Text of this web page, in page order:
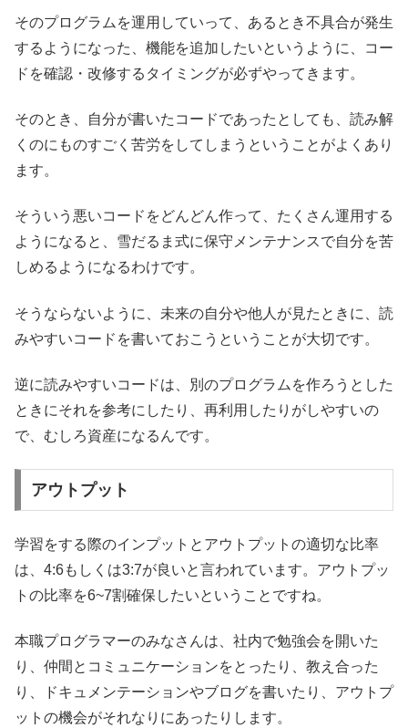
そのプログラムを運用していって、あるとき不具合が発生
するようになった、機能を追加したいというように、コー
ドを確認・改修するタイミングが必ずやってきます。
そのとき、自分が書いたコードであったとしても、読み解
くのにものすごく苦労をしてしまうということがよくあり
ます。
そういう悪いコードをどんどん作って、たくさん運用する
ようになると、雪だるま式に保守メンテナンスで自分を苦
しめるようになるわけです。
そうならないように、未来の自分や他人が見たときに、読
みやすいコードを書いておこうということが大切です。
逆に読みやすいコードは、別のプログラムを作ろうとした
ときにそれを参考にしたり、再利用したりがしやすいの
で、むしろ資産になるんです。
アウトプット
学習をする際のインプットとアウトプットの適切な比率
は、4:6もしくは3:7が良いと言われています。アウトプッ
トの比率を6~7割確保したいということですね。
本職プログラマーのみなさんは、社内で勉強会を開いた
り、仲間とコミュニケーションをとったり、教え合った
り、ドキュメンテーションやブログを書いたり、アウトプ
ットの機会がそれなりにあったりします。